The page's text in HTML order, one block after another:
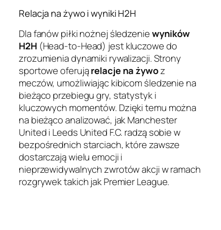
Relacja na żywo i wyniki H2H
Dla fanów piłki nożnej śledzeniewyników
H2H (Head-to-Head) jest kluczowe do
zrozumienia dynamiki rywalizacji. Strony
sportowe oferująrelacje na żywoz
meczów, umożliwiając kibicom śledzenie na
bieżąco przebiegu gry, statystyk i
kluczowych momentów. Dzięki temu można
na bieżąco analizować, jak Manchester
United i Leeds United F.C. radzą sobie w
bezpośrednich starciach, które zawsze
dostarczają wielu emocji i
nieprzewidywalnych zwrotów akcji w ramach
rozgrywek takich jak Premier League.